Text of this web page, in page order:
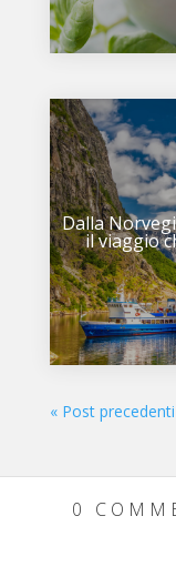
Dalla
il viaggio
« Post precedenti
0